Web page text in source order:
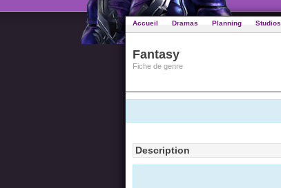
Accueil Dramas Planning Studios
Fantasy
Fiche de genre
Description